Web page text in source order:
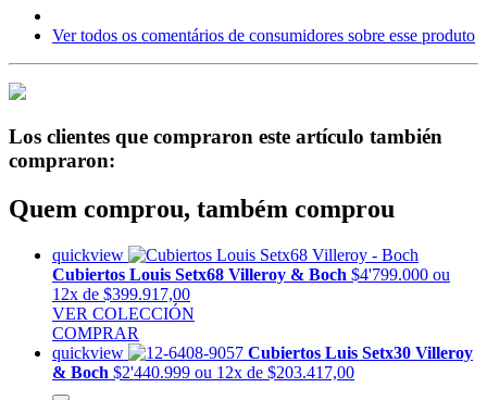
Ver todos os comentários de consumidores sobre esse produto
Los clientes que compraron este artículo también
compraron:
Quem comprou, também comprou
quickview
Cubiertos Louis Setx68 Villeroy & Boch $4'799.000 ou
12x de $399.917,00
VER COLECCIÓN
COMPRAR
quickview
Cubiertos Luis Setx30 Villeroy
& Boch $2'440.999 ou 12x de $203.417,00